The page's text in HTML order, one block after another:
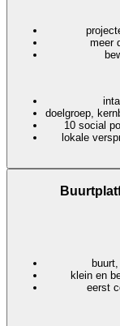
meer
doelgroep,
10 social
lokale
klein en
eerst